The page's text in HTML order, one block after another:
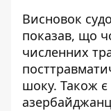
Висновок
показав, що
численних
шоку. Також є